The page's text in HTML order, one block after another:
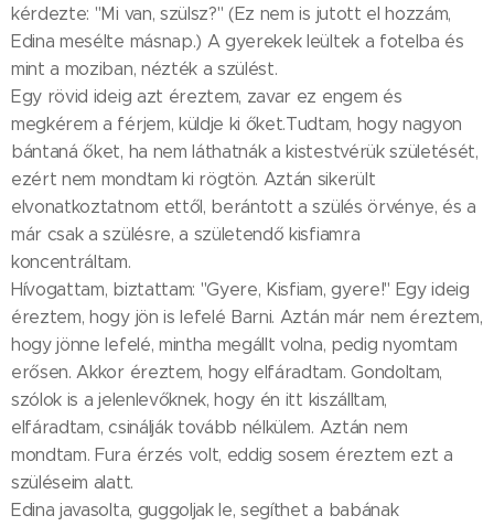
kérdezte: "Mi van, szülsz?" (Ez nem is jutott el hozzám,
Edina mesélte másnap.) A gyerekek leültek a fotelba és
mint a moziban, nézték a szülést.
Egy rövid ideig azt éreztem, zavar ez engem és
megkérem a férjem, küldje ki őket.Tudtam, hogy nagyon
bántaná őket, ha nem láthatnák a kistestvérük születését,
ezért nem mondtam ki rögtön. Aztán sikerült
elvonatkoztatnom ettől, berántott a szülés örvénye, és a
már csak a szülésre, a születendő kisfiamra
koncentráltam.
Hívogattam, biztattam: "Gyere, Kisfiam, gyere!" Egy ideig
éreztem, hogy jön is lefelé Barni. Aztán már nem éreztem,
hogy jönne lefelé, mintha megállt volna, pedig nyomtam
erősen. Akkor éreztem, hogy elfáradtam. Gondoltam,
szólok is a jelenlevőknek, hogy én itt kiszálltam,
elfáradtam, csinálják tovább nélkülem. Aztán nem
mondtam. Fura érzés volt, eddig sosem éreztem ezt a
szüléseim alatt.
Edina javasolta, guggoljak le, segíthet a babának